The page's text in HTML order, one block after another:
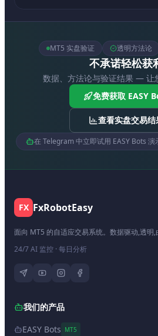
MT5 实盘验证 透明方法论
不承诺轻松获
数据、方法论与验证结果 — 让
免费获取 EASY
查看实盘交易
在 Telegram 中立即试用 EASY Bots 演
FX FxRobotEasy
面向 MT5 的自适应交易系统。数据驱动,透明,
24/7 AI 监控 · 每日分析
我们的产品
EASY Bots MT5